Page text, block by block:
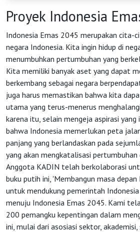
HOME
OSS
Agenda
Investasi
Proyek Indonesia
Indonesia Emas 2045 merupakan cita-
negara Indonesia. Kita ingin hidup di
menumbuhkan pertumbuhan yang
Kita memiliki banyak aset yang dapat
berkembang sebagai negara
juga harus memastikan bahwa kita
utama yang terus-menerus
karena itu, selain mengeja aspirasi
bahwa Indonesia memerlukan peta
panjang yang berlandaskan pada
yang akan mengkatalisasi pertumbuhan
Anggota KADIN telah berkolaborasi
buku putih ini, 'Membangun masa depan
untuk mendukung pemerintah
menuju Indonesia Emas 2045. Kami
200 pemangku kepentingan dalam
ini, mulai dari asosiasi sektor, akademisi,